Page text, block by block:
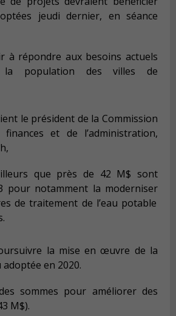
jeudi dernier, en séance
à répondre aux besoins actuels
population des villes de
le président de la Commission
et de l’administration,
que près de 42 M$ sont
pour notamment la moderniser
de traitement de l’eau potable
la mise en œuvre de la
adoptée en 2020.
sommes pour améliorerdes
M$).